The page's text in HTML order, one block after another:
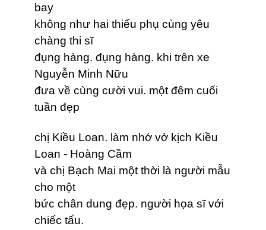
bay
không như hai thiếu phụ cùng yêu
chàng thi sĩ
đụng hàng. đụng hàng. khi trên xe
Nguyễn Minh Nữu
đưa về cùng cười vui. một đêm cuối
tuần đẹp
chị Kiều Loan. làm nhớ vở kịch Kiều
Loan - Hoàng Cầm
và chị Bạch Mai một thời là người mẫu
cho một
bức chân dung đẹp. người họa sĩ với
chiếc tẩu.